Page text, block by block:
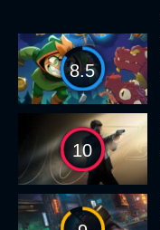
8.5
10